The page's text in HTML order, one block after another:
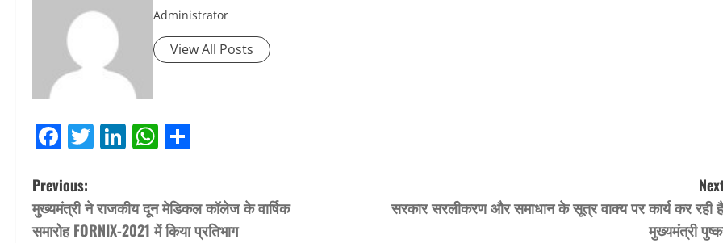
Administrator
View All Posts
Facebook
Twitter
LinkedIn
WhatsApp
P
o
Previous:
मुख्यमंत्री ने राजकीय दून मेडिकल कॉलेज के वार्षिक
समारोह FORNIX-2021 में किया प्रतिभाग
सरकार सरलीकरण और समाधान के सूत्र वाक्य पर कार्य कर रही
मुख्यमंत्री